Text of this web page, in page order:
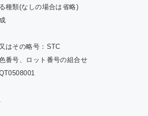
種類(なしの場合は省略)
はその略号：STC
番号、ロット番号の組合せ